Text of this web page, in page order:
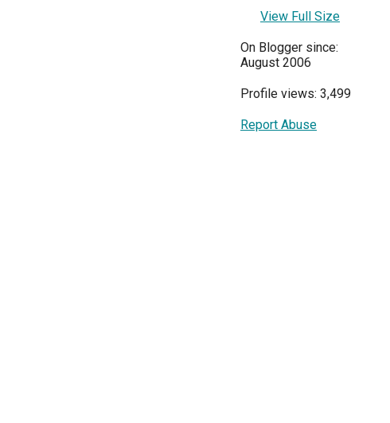
View Full Size
On Blogger since:
August 2006
Profile views: 3,499
Report Abuse